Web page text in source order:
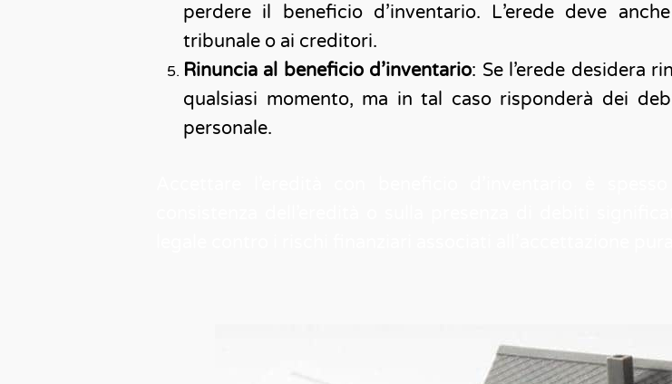
perdere il beneficio d’inventario. L’erede deve
tribunale o ai creditori.
Rinuncia al beneficio d’inventario: Se l’erede desidera
qualsiasi momento, ma in tal caso risponderà dei
personale.